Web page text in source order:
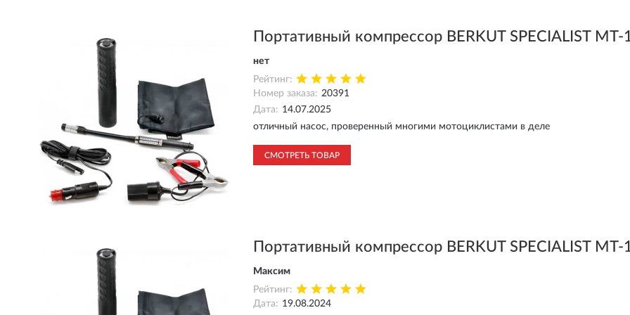
Портативный компрессор BERKUT SPECIALIST MT-
нет
Рейтинг:
Номер заказа: 20391
Дата: 14.07.2025
отличный насос, проверенный многими мотоциклистами в деле
СМОТРЕТЬ ТОВАР
Портативный компрессор BERKUT SPECIALIST MT-
Максим
Рейтинг:
Дата: 19.08.2024